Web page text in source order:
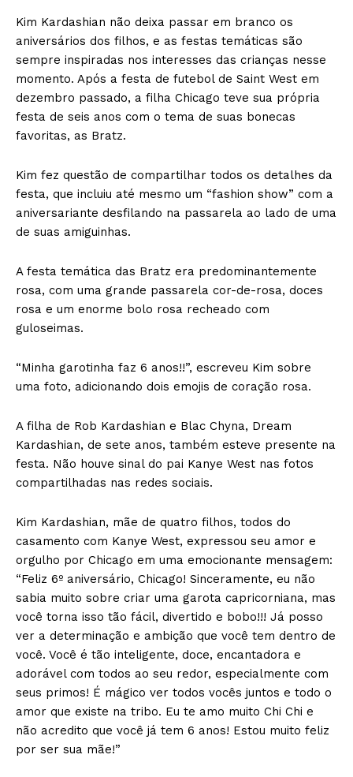
Kim Kardashian não deixa passar em branco os
aniversários dos filhos, e as festas temáticas são
sempre inspiradas nos interesses das crianças nesse
momento. Após a festa de futebol de Saint West em
dezembro passado, a filha Chicago teve sua própria
festa de seis anos com o tema de suas bonecas
favoritas, as Bratz.
Kim fez questão de compartilhar todos os detalhes da
festa, que incluiu até mesmo um “fashion show” com a
aniversariante desfilando na passarela ao lado de uma
de suas amiguinhas.
A festa temática das Bratz era predominantemente
rosa, com uma grande passarela cor-de-rosa, doces
rosa e um enorme bolo rosa recheado com
guloseimas.
“Minha garotinha faz 6 anos!!”, escreveu Kim sobre
uma foto, adicionando dois emojis de coração rosa.
A filha de Rob Kardashian e Blac Chyna, Dream
Kardashian, de sete anos, também esteve presente na
festa. Não houve sinal do pai Kanye West nas fotos
compartilhadas nas redes sociais.
Kim Kardashian, mãe de quatro filhos, todos do
casamento com Kanye West, expressou seu amor e
orgulho por Chicago em uma emocionante mensagem:
“Feliz 6º aniversário, Chicago! Sinceramente, eu não
sabia muito sobre criar uma garota capricorniana, mas
você torna isso tão fácil, divertido e bobo!!! Já posso
ver a determinação e ambição que você tem dentro de
você. Você é tão inteligente, doce, encantadora e
adorável com todos ao seu redor, especialmente com
seus primos! É mágico ver todos vocês juntos e todo o
amor que existe na tribo. Eu te amo muito Chi Chi e
não acredito que você já tem 6 anos! Estou muito feliz
por ser sua mãe!”